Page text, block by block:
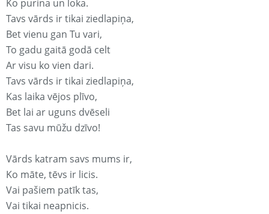
Ko purina un loka.
Tavs vārds ir tikai ziedlapiņa,
Bet vienu gan Tu vari,
To gadu gaitā godā celt
Ar visu ko vien dari.
Tavs vārds ir tikai ziedlapiņa,
Kas laika vējos plīvo,
Bet lai ar uguns dvēseli
Tas savu mūžu dzīvo!
Vārds katram savs mums ir,
Ko māte, tēvs ir licis.
Vai pašiem patīk tas,
Vai tikai neapnicis.